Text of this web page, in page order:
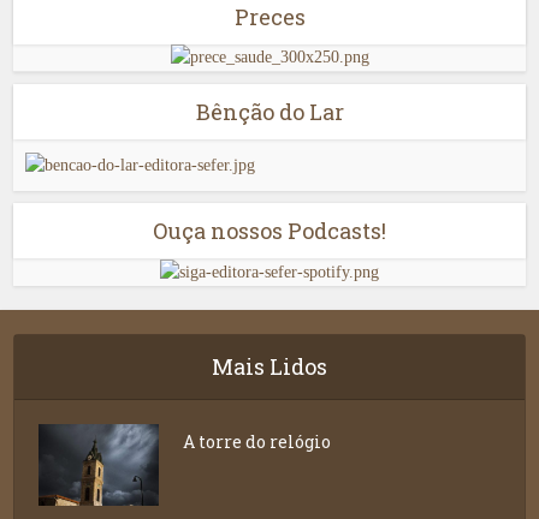
Preces
Bênção do Lar
Ouça nossos Podcasts!
Mais Lidos
A torre do relógio